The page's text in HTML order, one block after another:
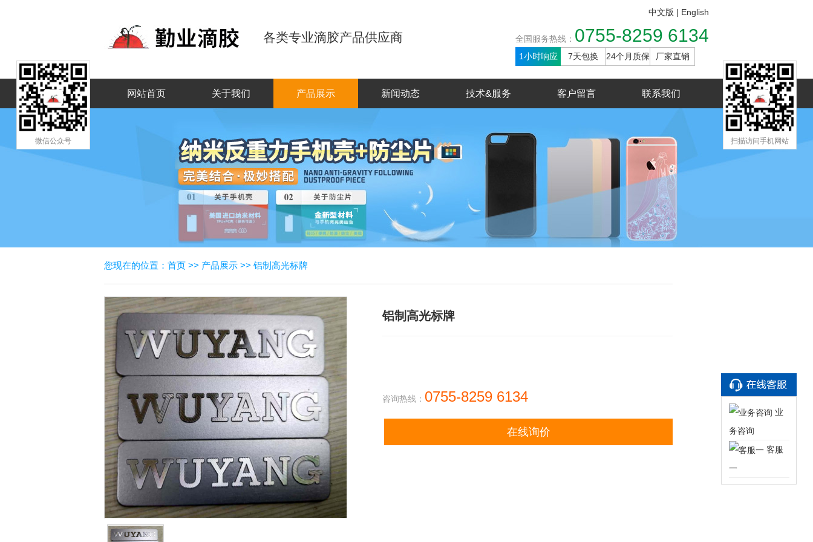
各类专业滴胶产品供应商
中文版 | English
全国服务热线： 0755-8259 6134
1小时响应 7天包换 24个月质保 厂家直销
网站首页 关于我们 产品展示 新闻动态 技术&服务 客户留言 联系我们
您现在的位置： 首页 >> 产品展示 >> 铝制高光标牌
铝制高光标牌
咨询热线： 0755-8259 6134
在线询价
微信公众号 扫描访问手机网站
业
务咨询
客服
一